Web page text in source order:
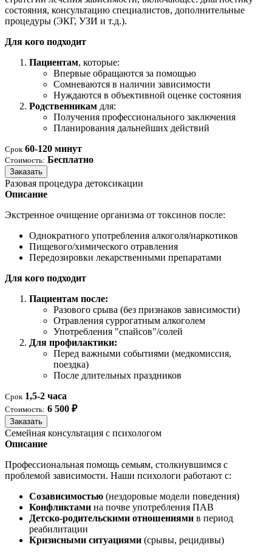
состояния, консультацию специалистов, дополнительные
процедуры (ЭКГ, УЗИ и т.д.).
Для кого подходит
Пациентам, которые:
Впервые обращаются за помощью
Сомневаются в наличии зависимости
Нуждаются в объективной оценке состояния
Родственникам для:
Получения профессионального заключения
Планирования дальнейших действий
Срок 60-120 минут
Стоимость: Бесплатно
Заказать
Разовая процедура детоксикации
Описание
Экстренное очищение организма от токсинов после:
Однократного употребления алкоголя/наркотиков
Пищевого/химического отравления
Передозировки лекарственными препаратами
Для кого подходит
Пациентам после:
Разового срыва (без признаков зависимости)
Отравления суррогатным алкоголем
Употребления "спайсов"/солей
Для профилактики:
Перед важными событиями (медкомиссия,
поездка)
После длительных праздников
Срок 1,5-2 часа
Стоимость: 6 500 ₽
Заказать
Семейная консультация с психологом
Описание
Профессиональная помощь семьям, столкнувшимся с
проблемой зависимости. Наши психологи работают с:
Созависимостью (нездоровые модели поведения)
Конфликтами на почве употребления ПАВ
Детско-родительскими отношениями в период
реабилитации
Кризисными ситуациями (срывы, рецидивы)